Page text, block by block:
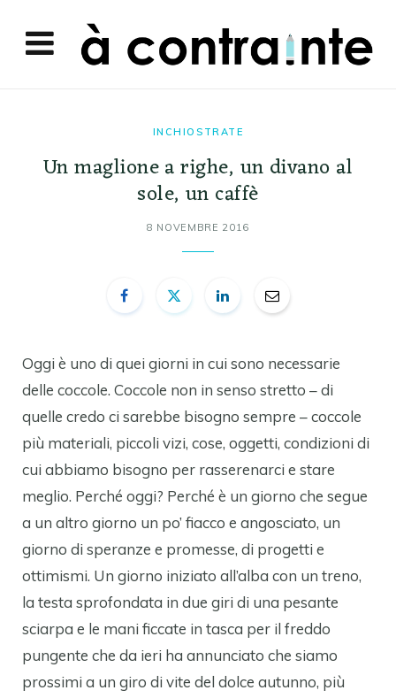
INCHIOSTRATE
Un maglione a righe, un divano al
sole, un caffè
8 NOVEMBRE 2016
Oggi è uno di quei giorni in cui sono necessarie
delle coccole. Coccole non in senso stretto – di
quelle credo ci sarebbe bisogno sempre – coccole
più materiali, piccoli vizi, cose, oggetti, condizioni di
cui abbiamo bisogno per rasserenarci e stare
meglio. Perché oggi? Perché è un giorno che segue
a un altro giorno un po’ fiacco e angosciato, un
giorno di speranze e promesse, di progetti e
ottimismi. Un giorno iniziato all’alba con un treno,
la testa sprofondata in due giri di una pesante
sciarpa e le mani ficcate in tasca per il freddo
pungente che da ieri ha annunciato che siamo
prossimi a un giro di vite del dolce autunno, più